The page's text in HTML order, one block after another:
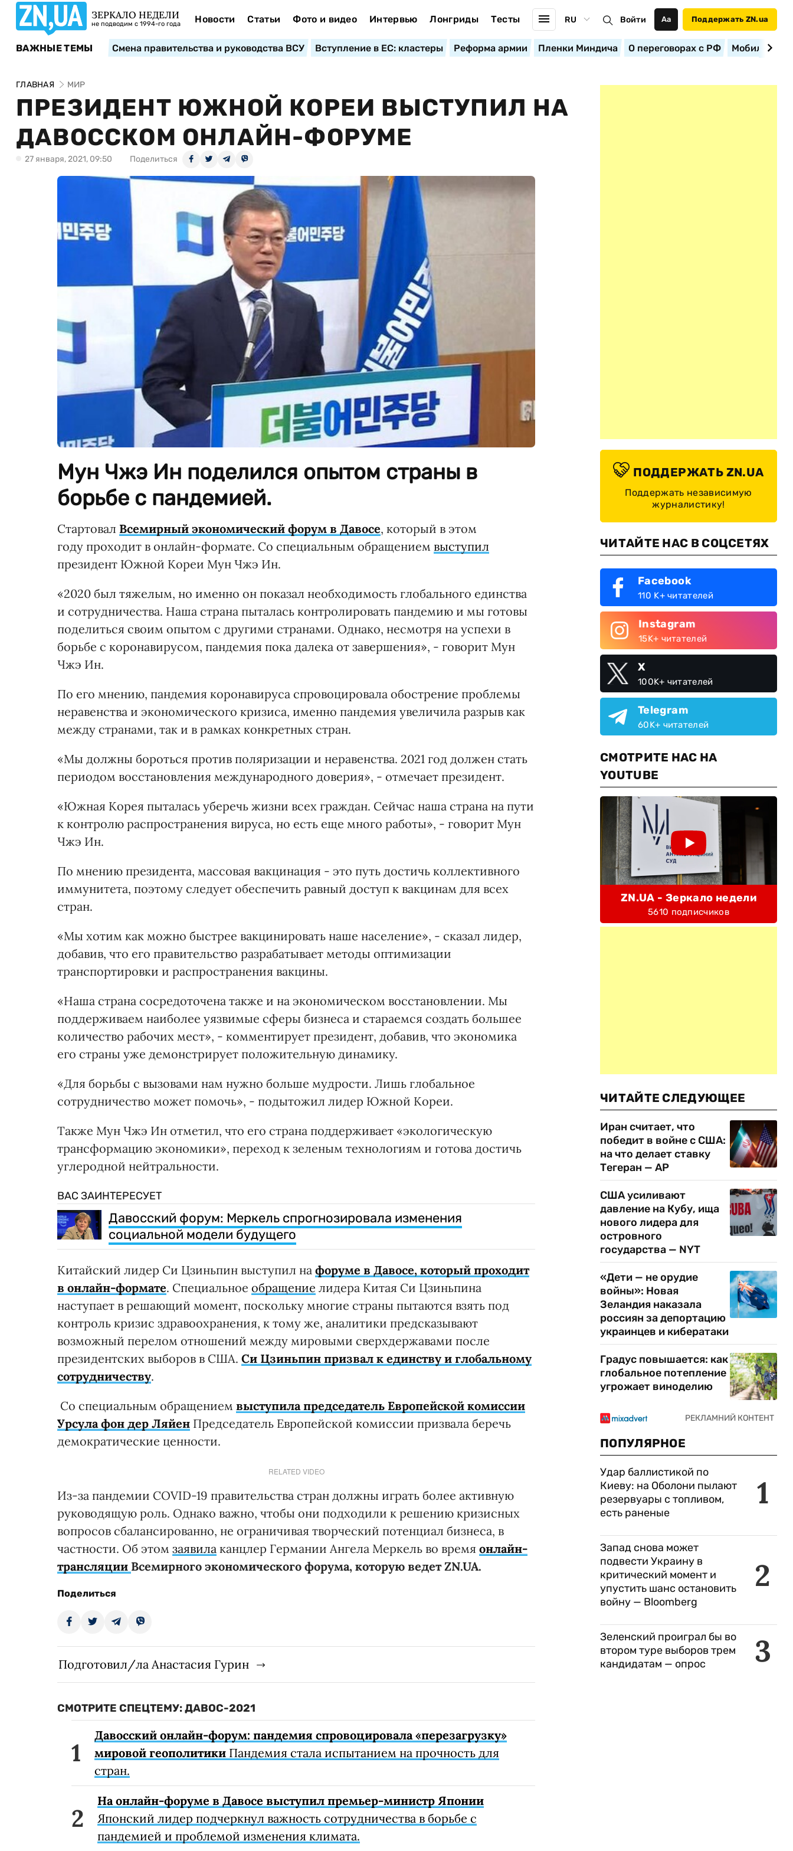
ЗЕРКАЛО НЕДЕЛИ
не подводим с 1994-го года Новости Статьи Фото и видео Интервью Лонгриды Тесты RU Войти Аа Поддержать ZN.ua
ВАЖНЫЕ ТЕМЫ Смена правительства и руководства ВСУ Вступление в ЕС: кластеры Реформа армии Пленки Миндича О переговорах с РФ
ГЛАВНАЯ МИР
ПРЕЗИДЕНТ ЮЖНОЙ КОРЕИ ВЫСТУПИЛ НА
ДАВОССКОМ ОНЛАЙН-ФОРУМЕ
27 января, 2021, 09:50 Поделиться
Мун Чжэ Ин поделился опытом страны в
борьбе с пандемией.
Стартовал Всемирный экономический форум в Давосе, который в этом
году проходит в онлайн-формате. Со специальным обращением выступил
президент Южной Кореи Мун Чжэ Ин.
«2020 был тяжелым, но именно он показал необходимость глобального единства
и сотрудничества. Наша страна пыталась контролировать пандемию и мы готовы
поделиться своим опытом с другими странами. Однако, несмотря на успехи в
борьбе с коронавирусом, пандемия пока далека от завершения», - говорит Мун
Чжэ Ин.
По его мнению, пандемия коронавируса спровоцировала обострение проблемы
неравенства и экономического кризиса, именно пандемия увеличила разрыв как
между странами, так и в рамках конкретных стран.
«Мы должны бороться против поляризации и неравенства. 2021 год должен стать
периодом восстановления международного доверия», - отмечает президент.
«Южная Корея пыталась уберечь жизни всех граждан. Сейчас наша страна на пути
к контролю распространения вируса, но есть еще много работы», - говорит Мун
Чжэ Ин.
По мнению президента, массовая вакцинация - это путь достичь коллективного
иммунитета, поэтому следует обеспечить равный доступ к вакцинам для всех
стран.
«Мы хотим как можно быстрее вакцинировать наше население», - сказал лидер,
добавив, что его правительство разрабатывает методы оптимизации
транспортировки и распространения вакцины.
«Наша страна сосредоточена также и на экономическом восстановлении. Мы
поддерживаем наиболее уязвимые сферы бизнеса и стараемся создать большее
количество рабочих мест», - комментирует президент, добавив, что экономика
его страны уже демонстрирует положительную динамику.
«Для борьбы с вызовами нам нужно больше мудрости. Лишь глобальное
сотрудничество может помочь», - подытожил лидер Южной Кореи.
Также Мун Чжэ Ин отметил, что его страна поддерживает «экологическую
трансформацию экономики», переход к зеленым технологиям и готова достичь
углеродной нейтральности.
ВАС ЗАИНТЕРЕСУЕТ
Давосский форум: Меркель спрогнозировала изменения
социальной модели будущего
Китайский лидер Си Цзиньпин выступил на форуме в Давосе, который проходит
в онлайн-формате. Специальное обращение лидера Китая Си Цзиньпина
наступает в решающий момент, поскольку многие страны пытаются взять под
контроль кризис здравоохранения, к тому же, аналитики предсказывают
возможный перелом отношений между мировыми сверхдержавами после
президентских выборов в США. Си Цзиньпин призвал к единству и глобальному
сотрудничеству.
Со специальным обращением выступила председатель Европейской комиссии
Урсула фон дер Ляйен Председатель Европейской комиссии призвала беречь
демократические ценности.
RELATED VIDEO
Из-за пандемии COVID-19 правительства стран должны играть более активную
руководящую роль. Однако важно, чтобы они подходили к решению кризисных
вопросов сбалансированно, не ограничивая творческий потенциал бизнеса, в
частности. Об этом заявила канцлер Германии Ангела Меркель во время онлайн-
трансляции Всемирного экономического форума, которую ведет ZN.UA.
Поделиться
Подготовил/ла Анастасия Гурин
СМОТРИТЕ СПЕЦТЕМУ: ДАВОС-2021
Давосский онлайн-форум: пандемия спровоцировала «перезагрузку»
мировой геополитики Пандемия стала испытанием на прочность для
стран.
На онлайн-форуме в Давосе выступил премьер-министр Японии
Японский лидер подчеркнул важность сотрудничества в борьбе с
пандемией и проблемой изменения климата.
ПОДДЕРЖАТЬ ZN.UA
Поддержать независимую
журналистику!
ЧИТАЙТЕ НАС В СОЦСЕТЯХ
Facebook
110 K+ читателей
Instagram
15K+ читателей
X
100K+ читателей
Telegram
60K+ читателей
СМОТРИТЕ НАС НА
YOUTUBE
ZN.UA - Зеркало недели
5610 подписчиков
ЧИТАЙТЕ СЛЕДУЮЩЕЕ
Иран считает, что
победит в войне с США:
на что делает ставку
Тегеран — AP
США усиливают
давление на Кубу, ища
нового лидера для
островного
государства — NYT
«Дети — не орудие
войны»: Новая
Зеландия наказала
россиян за депортацию
украинцев и кибератаки
Градус повышается: как
глобальное потепление
угрожает виноделию
ПОПУЛЯРНОЕ
1
Удар баллистикой по
Киеву: на Оболони пылают
резервуары с топливом,
есть раненые
2
Запад снова может
подвести Украину в
критический момент и
упустить шанс остановить
войну — Bloomberg
3
Зеленский проиграл бы во
втором туре выборов трем
кандидатам — опрос